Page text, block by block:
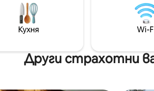
всеки повод. Очакват
Кухня Wi-
Други страхотни